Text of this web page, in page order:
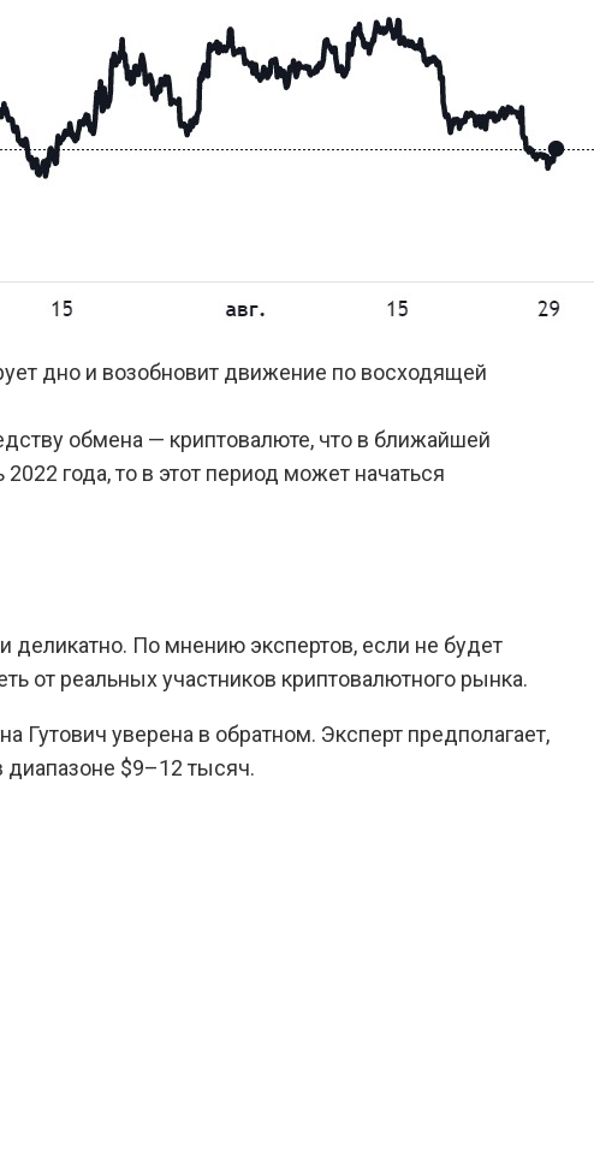
дно и возобновит движение по восходящей
обмена — криптовалюте, что в ближайшей
года, то в этот период может начаться
деликатно. По мнению экспертов, если не будет
от реальных участников криптовалютного рынка.
уверена в обратном. Эксперт предполагает,
диапазоне $9–12 тысяч.